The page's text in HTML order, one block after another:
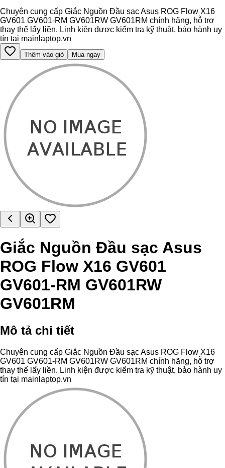
Chuyên cung cấp Giắc Nguồn Đầu sạc Asus ROG Flow X16
GV601 GV601-RM GV601RW GV601RM chính hãng, hỗ trợ
thay thế lấy liền. Linh kiện được kiểm tra kỹ thuật, bảo hành uy
tín tại mainlaptop.vn
Thêm vào giỏ Mua ngay
Giắc Nguồn Đầu sạc Asus
ROG Flow X16 GV601
GV601-RM GV601RW
GV601RM
Mô tả chi tiết
Chuyên cung cấp Giắc Nguồn Đầu sạc Asus ROG Flow X16
GV601 GV601-RM GV601RW GV601RM chính hãng, hỗ trợ
thay thế lấy liền. Linh kiện được kiểm tra kỹ thuật, bảo hành uy
tín tại mainlaptop.vn